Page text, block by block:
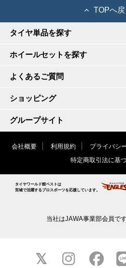
TOPへ戻
タイヤ単品を探す
ホイールセットを探す
よくあるご質問
ショッピング
グループサイト
会社概要 利用規約 プライバシ
特定商取引法に基
タイヤワールド館ベストは
宮城で活躍するプロスポーツを応援しています。
当社はJAWA事業部会員です